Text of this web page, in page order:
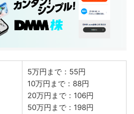
5万円まで：55円
10万円まで：88円
20万円まで：106円
50万円まで：198円